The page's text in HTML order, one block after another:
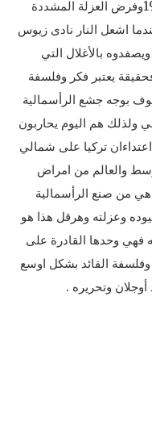
خطفه وتسليمه لتركيا في 15 شباط 1999وفرض العزلة المشددة
اشعل النار نادى زيوس
بالأغلال التي
يعتبر فكر وفلسفة
بوجه جشع الرأسمالية
ولذلك هم اليوم يحاربون
تركيا على شمالي
والعالم من امراض
من صنع الرأسمالية
وعزلته وهرقل هذا هو
وحدها القادرة على
القائد بشكل اوسع
وتحريره .